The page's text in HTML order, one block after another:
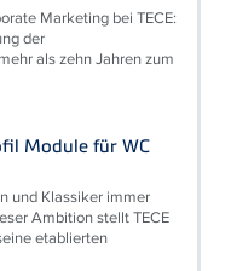
Marketing bei TECE:
der
als zehn Jahren zum
Module für WC
und Klassiker immer
Ambition stellt TECE
etablierten